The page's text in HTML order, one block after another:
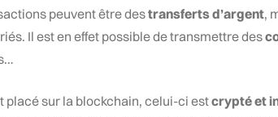
peuvent être destransferts d’argent,
Il est en effet possible de transmettre des
placé sur la blockchain, celui-ci estcrypté et